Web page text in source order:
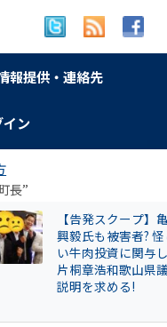
報提供・連絡先
イン
長”
【告発スクープ】
興毅氏も被害者?
い牛肉投資に関与
片桐章浩和歌山県
説明を求める!